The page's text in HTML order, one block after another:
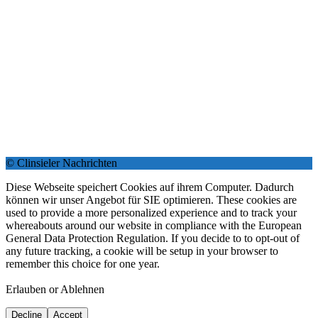
© Clinsieler Nachrichten
Diese Webseite speichert Cookies auf ihrem Computer. Dadurch
können wir unser Angebot für SIE optimieren. These cookies are
used to provide a more personalized experience and to track your
whereabouts around our website in compliance with the European
General Data Protection Regulation. If you decide to to opt-out of
any future tracking, a cookie will be setup in your browser to
remember this choice for one year.
Erlauben or Ablehnen
Decline Accept